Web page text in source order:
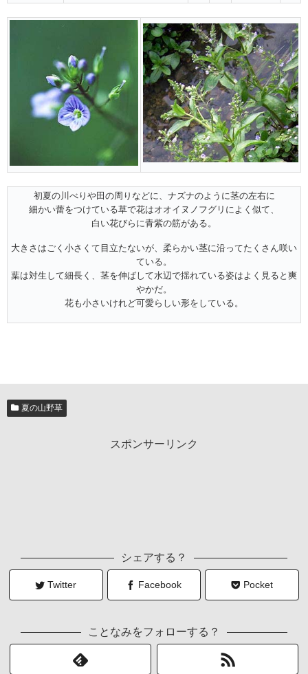
初夏の川べりや田の周りなどに、ナズナのように茎の左右に
細かい蕾をつけている草で花はオオイヌノフグリによく似て、
白い花びらに青紫の筋がある。
大きさはごく小さくて目立たないが、柔らかい茎に沿ってたくさん咲い
ている。
葉は対生して細長く、茎を伸ばして水辺で揺れている姿はよく見ると爽
やかだ。
花も小さいけれど可愛らしい形をしている。
夏の山野草
スポンサーリンク
シェアする？
Twitter Facebook Pocket
ことなみをフォローする？